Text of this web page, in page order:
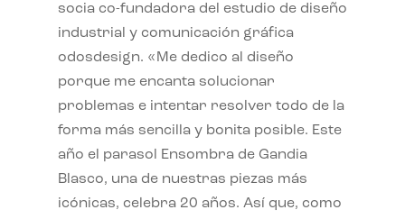
socia co-fundadora del estudio de diseño
industrial y comunicación gráfica
odosdesign. «Me dedico al diseño
porque me encanta solucionar
problemas e intentar resolver todo de la
forma más sencilla y bonita posible. Este
año el parasol Ensombra de Gandia
Blasco, una de nuestras piezas más
icónicas, celebra 20 años. Así que, como